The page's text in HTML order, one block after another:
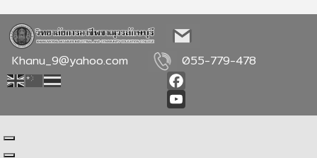
Khanu_9@yahoo.com 055-779-478
Facebook
YouTube